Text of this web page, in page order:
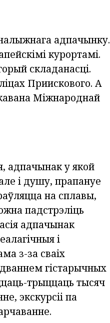
адпачынку.
курортамі.
складанасці.
Приискового. А
Міжнароднай
адпачынак у якой
і душу, прапануе
на сплавы,
падстрэліць
адпачынак
і
з-за сваіх
гістарычных
трыццаць тысяч
экскурсііпа